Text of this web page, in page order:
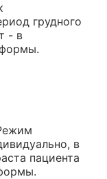
грудного
- в
в
пациента